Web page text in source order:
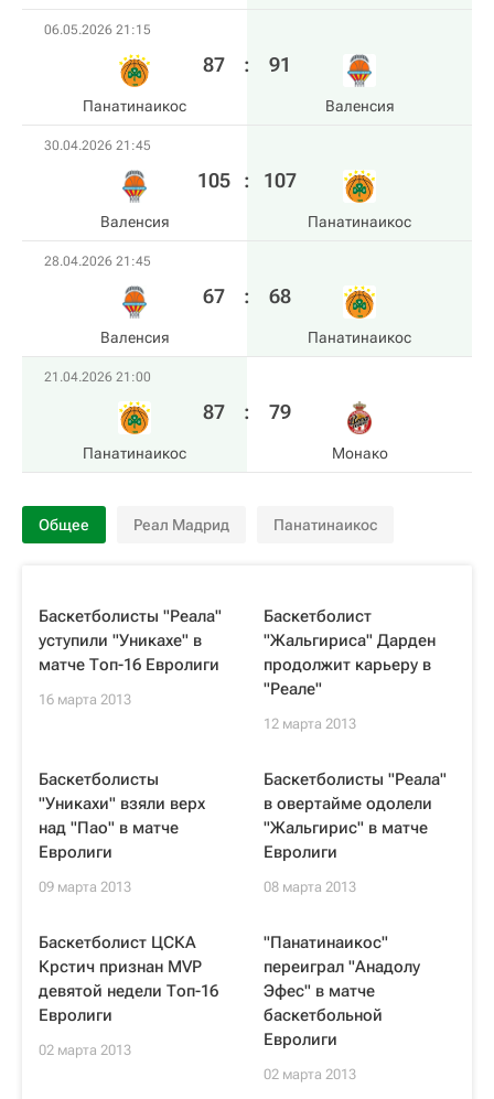
06.05.2026 21:15
Панатинаикос
87 : 91
Валенсия
30.04.2026 21:45
Валенсия
105 : 107
Панатинаикос
28.04.2026 21:45
Валенсия
67 : 68
Панатинаикос
21.04.2026 21:00
Панатинаикос
87 : 79
Монако
Общее Реал Мадрид Панатинаикос
Баскетболисты "Реала"
уступили "Уникахе" в
матче Топ-16 Евролиги
16 марта 2013
Баскетболист
"Жальгириса" Дарден
продолжит карьеру в
"Реале"
12 марта 2013
Баскетболисты
"Уникахи" взяли верх
над "Пао" в матче
Евролиги
09 марта 2013
Баскетболисты "Реала"
в овертайме одолели
"Жальгирис" в матче
Евролиги
08 марта 2013
Баскетболист ЦСКА
Крстич признан MVP
девятой недели Топ-16
Евролиги
02 марта 2013
"Панатинаикос"
переиграл "Анадолу
Эфес" в матче
баскетбольной
Евролиги
02 марта 2013